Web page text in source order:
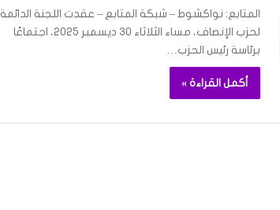
المتابع: نواكشوط – شبكة المتابع – عقدت اللجنة الدائمة
لحزب الإنصاف، مساء الثلاثاء 30 ديسمبر 2025، اجتماعًا
برئاسة رئيس الحزب…
أكمل القراءة »